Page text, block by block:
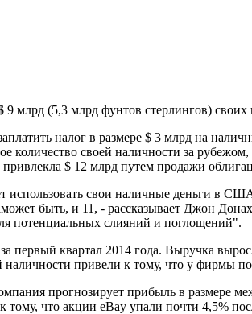
9 млрд (5,3 млрд фунтов стерлингов)
налог в размере $ 3 млрд на
своей наличности за рубежом,
$ 12 млрд путем продажи
свои наличные деньги в
быть, и 11, - рассказывает Джон
потенциальных слияний и поглощений".
первый квартал 2014 года. Выручка
привели к тому, что у фирмы
прогнозирует прибыль в размере
что акции eBay упали почти 4,5%